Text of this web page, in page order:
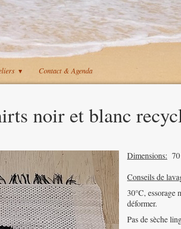
▼ Contact & Agenda
noir et blanc
Dimensions:
Conseils de
30°C,
déformer.
Pas de sèche